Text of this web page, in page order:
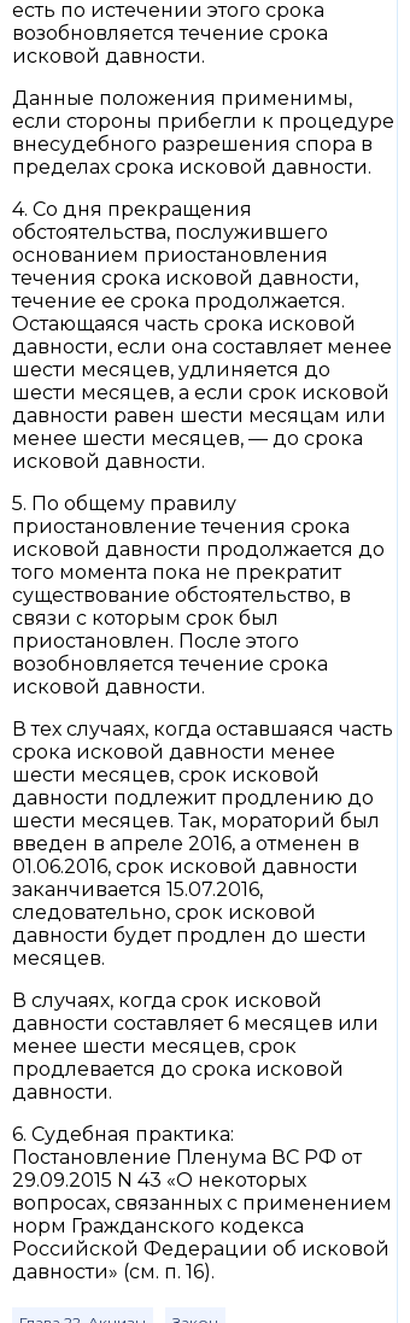
есть по истечении этого срока
возобновляется течение срока
исковой давности.
Данные положения применимы,
если стороны прибегли к процедуре
внесудебного разрешения спора в
пределах срока исковой давности.
4. Со дня прекращения
обстоятельства, послужившего
основанием приостановления
течения срока исковой давности,
течение ее срока продолжается.
Остающаяся часть срока исковой
давности, если она составляет менее
шести месяцев, удлиняется до
шести месяцев, а если срок исковой
давности равен шести месяцам или
менее шести месяцев, — до срока
исковой давности.
5. По общему правилу
приостановление течения срока
исковой давности продолжается до
того момента пока не прекратит
существование обстоятельство, в
связи с которым срок был
приостановлен. После этого
возобновляется течение срока
исковой давности.
В тех случаях, когда оставшаяся часть
срока исковой давности менее
шести месяцев, срок исковой
давности подлежит продлению до
шести месяцев. Так, мораторий был
введен в апреле 2016, а отменен в
01.06.2016, срок исковой давности
заканчивается 15.07.2016,
следовательно, срок исковой
давности будет продлен до шести
месяцев.
В случаях, когда срок исковой
давности составляет 6 месяцев или
менее шести месяцев, срок
продлевается до срока исковой
давности.
6. Судебная практика:
Постановление Пленума ВС РФ от
29.09.2015 N 43 «О некоторых
вопросах, связанных с применением
норм Гражданского кодекса
Российской Федерации об исковой
давности» (см. п. 16).